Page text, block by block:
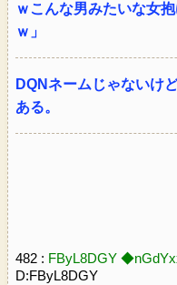
ｗこんな男みたいな女
ｗ」
DQNネームじゃないけ
ある。
482 : FByL8DGY
D:FByL8DGY